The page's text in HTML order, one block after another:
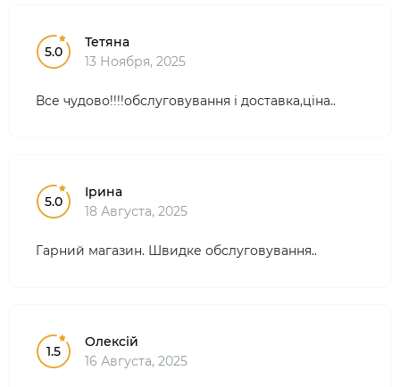
5.0
Тетяна
13 Ноября, 2025
Все чудово!!!!обслуговування і доставка,ціна..
5.0
Ірина
18 Августа, 2025
Гарний магазин. Швидке обслуговування..
1.5
Олексій
16 Августа, 2025